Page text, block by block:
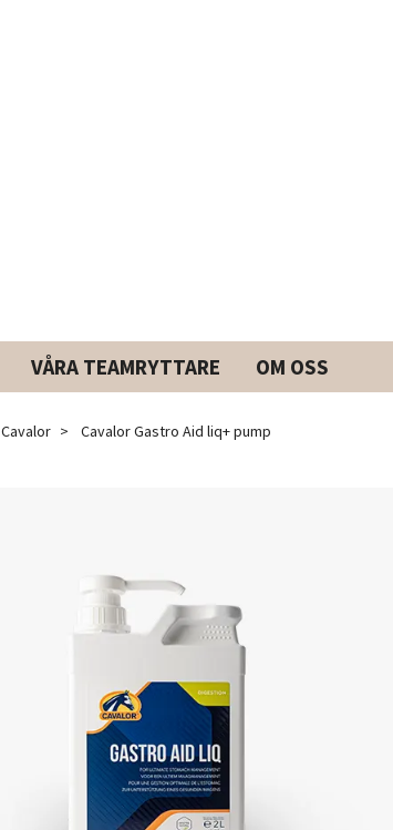
VÅRA TEAMRYTTARE OM OSS
Cavalor Cavalor Gastro Aid liq+ pump